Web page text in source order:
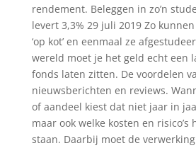
rendement. Beleggen in zo’n
levert 3,3% 29 juli 2019 Zo
‘op kot’ en eenmaal ze
wereld moet je het geld echt een
fonds laten zitten. De voordelen
nieuwsberichten en reviews.
of aandeel kiest dat niet jaar in
maar ook welke kosten en risico’s
staan. Daarbij moet de